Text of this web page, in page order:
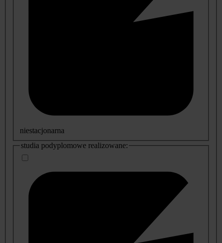
niestacjonarna
studia podyplomowe realizowane: